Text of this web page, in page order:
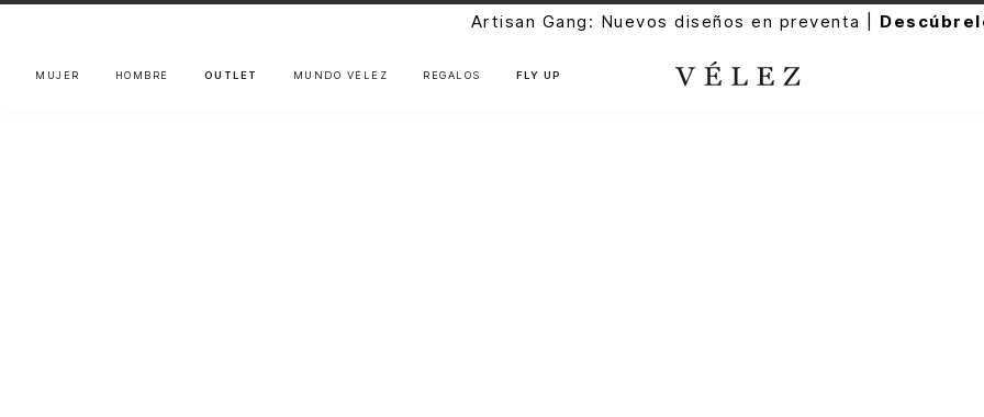
Artisan Gang: Nuevos diseños en preventa |
MUJER HOMBRE OUTLET MUNDO VÉLEZ REGALOS FLY UP